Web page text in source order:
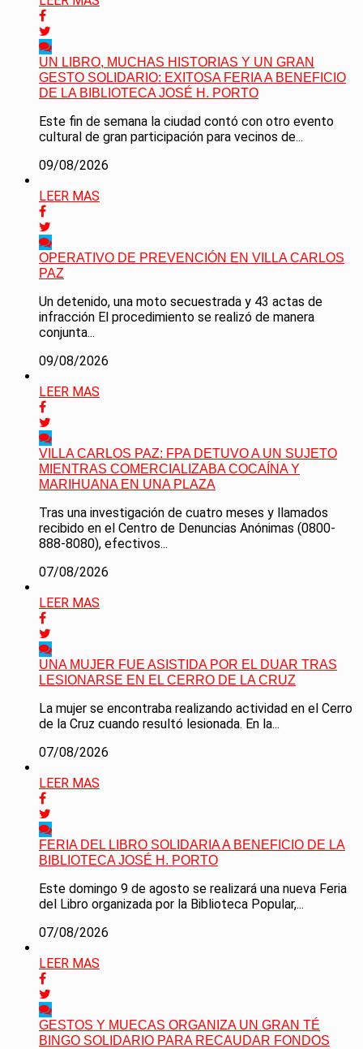
UN LIBRO, MUCHAS HISTORIAS Y UN GRAN
GESTO SOLIDARIO: EXITOSA FERIA A BENEFICIO
DE LA BIBLIOTECA JOSÉ H. PORTO
Este fin de semana la ciudad contó con otro evento
cultural de gran participación para vecinos de...
09/08/2026
LEER MAS
OPERATIVO DE PREVENCIÓN EN VILLA CARLOS
PAZ
Un detenido, una moto secuestrada y 43 actas de
infracción El procedimiento se realizó de manera
conjunta...
09/08/2026
LEER MAS
VILLA CARLOS PAZ: FPA DETUVO A UN SUJETO
MIENTRAS COMERCIALIZABA COCAÍNA Y
MARIHUANA EN UNA PLAZA
Tras una investigación de cuatro meses y llamados
recibido en el Centro de Denuncias Anónimas (0800-
888-8080), efectivos...
07/08/2026
LEER MAS
UNA MUJER FUE ASISTIDA POR EL DUAR TRAS
LESIONARSE EN EL CERRO DE LA CRUZ
La mujer se encontraba realizando actividad en el Cerro
de la Cruz cuando resultó lesionada. En la...
07/08/2026
LEER MAS
FERIA DEL LIBRO SOLIDARIA A BENEFICIO DE LA
BIBLIOTECA JOSÉ H. PORTO
Este domingo 9 de agosto se realizará una nueva Feria
del Libro organizada por la Biblioteca Popular,...
07/08/2026
LEER MAS
GESTOS Y MUECAS ORGANIZA UN GRAN TÉ
BINGO SOLIDARIO PARA RECAUDAR FONDOS